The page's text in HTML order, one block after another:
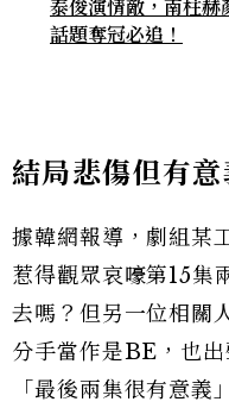
泰俊演情敵，南柱赫
話題奪冠必追！
結局悲傷但有意
據韓網報導，劇組某
惹得觀眾哀嚎第15集
去嗎？但另一位相關
分手當作是BE，也
「最後兩集很有意